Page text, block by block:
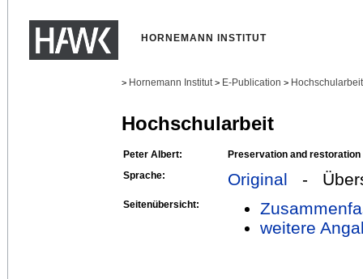
HORNEMANN INSTITUT
> Hornemann Institut > E-Publication >
Hochschularbeit
Peter Albert:
Preservation and
Sprache:
Original -
Seitenübersicht:
weitere